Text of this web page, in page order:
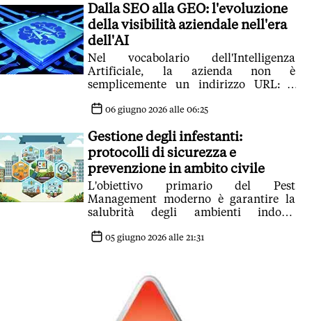
Dalla SEO alla GEO: l'evoluzione
della visibilità aziendale nell'era
dell'AI
Nel vocabolario dell'Intelligenza
Artificiale, la azienda non è
semplicemente un indirizzo URL: è
univoco
06 giugno 2026 alle 06:25
Gestione degli infestanti:
protocolli di sicurezza e
prevenzione in ambito civile
L'obiettivo primario del Pest
Management moderno è garantire la
salubrità degli ambienti indoor,
05 giugno 2026 alle 21:31